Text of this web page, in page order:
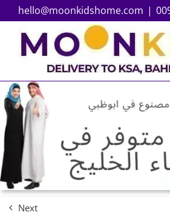
|
hello@moonkidshome.com
Next